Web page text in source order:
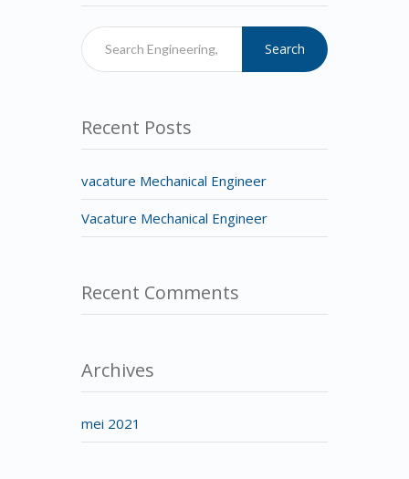
Search
Recent Posts
vacature Mechanical Engineer
Vacature Mechanical Engineer
Recent Comments
Archives
mei 2021